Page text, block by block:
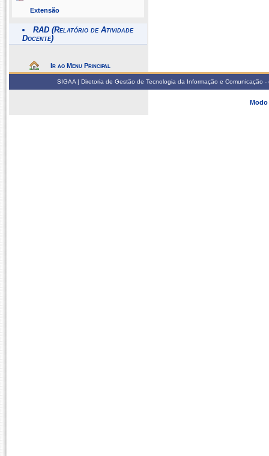
Extensão
RAD (Relatório de Atividade
Docente)
Ir ao Menu Principal
SIGAA | Diretoria de Gestão de Tecnologia da Informação e
Modo